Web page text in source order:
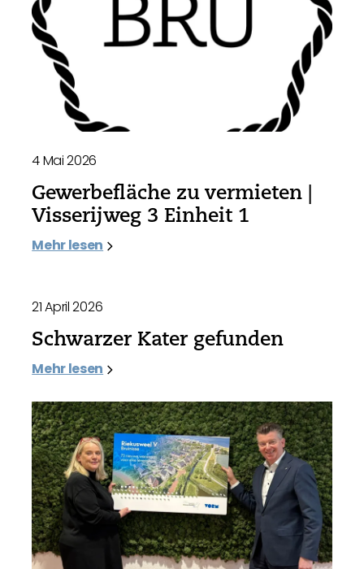
4 Mai 2026
Gewerbefläche zu vermieten |
Visserijweg 3 Einheit 1
Mehr lesen
21 April 2026
Schwarzer Kater gefunden
Mehr lesen